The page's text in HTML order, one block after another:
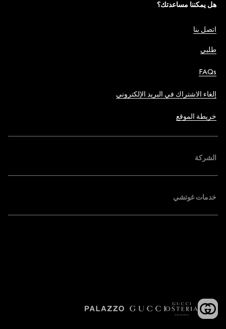
هل يمكننا مساعدتك؟
اتصل بنا
طلبي
FAQs
إلغاء الاشتراك في البريد الإلكتروني
خريطة الموقع
الشركة
خدمات غوتشي